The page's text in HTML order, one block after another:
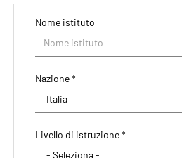
Nome istituto
Nazione *
Livello di istruzione *